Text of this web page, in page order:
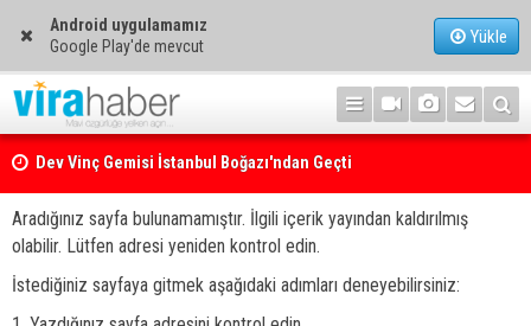
Android uygulamamız
Google Play'de mevcut
Yükle
Dev Vinç Gemisi İstanbul Boğazı'ndan Geçti
Aradığınız sayfa bulunamamıştır. İlgili içerik yayından kaldırılmış
olabilir. Lütfen adresi yeniden kontrol edin.
İstediğiniz sayfaya gitmek aşağıdaki adımları deneyebilirsiniz: